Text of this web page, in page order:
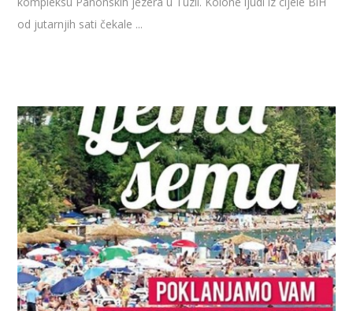
od jutarnjih sati čekale ...